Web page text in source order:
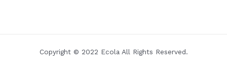
e t e
Copyright © 2022 Ecola All Rights Reserved.